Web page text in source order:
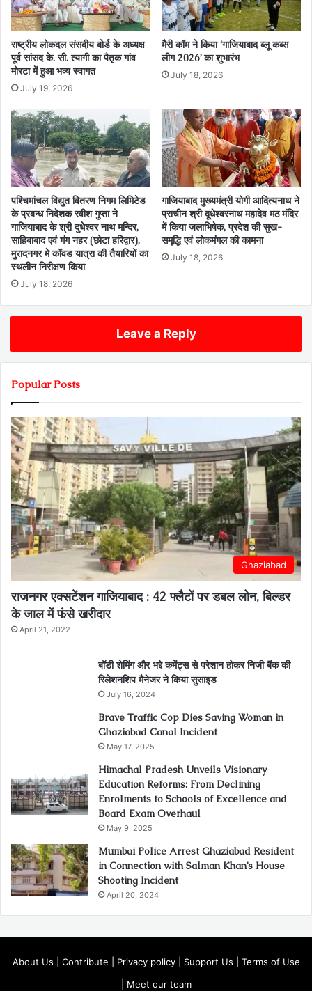
राष्ट्रीय लोकदल संसदीय बोर्ड के अध्यक्ष
पूर्व सांसद के. सी. त्यागी का पैतृक गांव
मोरटा में हुआ भव्य स्वागत
July 19, 2026
मैरी कॉम ने किया ‘गाजियाबाद ब्लू कब्स
लीग 2026’ का शुभारंभ
July 18, 2026
पश्चिमांचल विद्युत वितरण निगम लिमिटेड
के प्रबन्ध निदेशक रवीश गुप्ता ने
गाजियाबाद के श्री दुधेश्वर नाथ मन्दिर,
साहिबाबाद एवं गंग नहर (छोटा हरिद्वार),
मुरादनगर मे कॉवड यात्रा की तैयारियों का
स्थलीन निरीक्षण किया
July 18, 2026
गाजियाबाद मुख्यमंत्री योगी आदित्यनाथ ने
प्राचीन श्री दूधेश्वरनाथ महादेव मठ मंदिर
में किया जलाभिषेक, प्रदेश की सुख-
समृद्धि एवं लोकमंगल की कामना
July 18, 2026
Leave a Reply
Popular Posts
Ghaziabad
राजनगर एक्सटेंशन गाजियाबाद : 42 फ्लैटों पर डबल लोन, बिल्डर
के जाल में फंसे खरीदार
April 21, 2022
बॉडी शेमिंग और भद्दे कमेंट्स से परेशान होकर निजी बैंक की
रिलेशनशिप मैनेजर ने किया सुसाइड
July 16, 2024
Brave Traffic Cop Dies Saving Woman in
Ghaziabad Canal Incident
May 17, 2025
Himachal Pradesh Unveils Visionary
Education Reforms: From Declining
Enrolments to Schools of Excellence and
Board Exam Overhaul
May 9, 2025
Mumbai Police Arrest Ghaziabad Resident
in Connection with Salman Khan’s House
Shooting Incident
April 20, 2024
About Us Contribute Privacy policy| Support Us
Terms of Use
Meet our team